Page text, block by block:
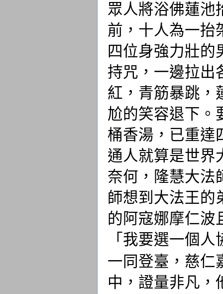
眾人將浴佛蓮池
前，十人為一抬
四位身強力壯
持咒，一邊拉出
紅，青筋暴跳，
尬的笑容退下。
桶香湯，已重達
通人就算是世界
奈何，隆慧大法
師想到大法王的
的阿寇娜摩仁波
「我要選一個人
一同登臺，慈仁
中，證量非凡，